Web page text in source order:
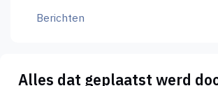
Berichten
Alles dat geplaatst werd